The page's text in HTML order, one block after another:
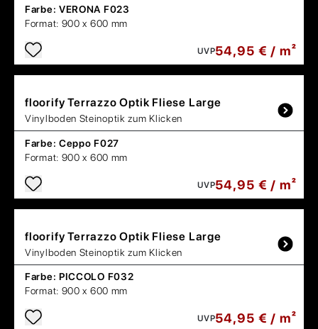
Farbe: VERONA F023
Format: 900 x 600 mm
UVP54,95 € / m²
floorify Terrazzo Optik Fliese Large
Vinylboden Steinoptik zum Klicken
Farbe: Ceppo F027
Format: 900 x 600 mm
UVP54,95 € / m²
floorify Terrazzo Optik Fliese Large
Vinylboden Steinoptik zum Klicken
Farbe: PICCOLO F032
Format: 900 x 600 mm
UVP54,95 € / m²